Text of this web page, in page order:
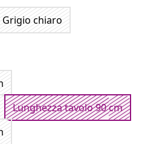
Grigio chiaro
Lunghezza tavolo 90 cm